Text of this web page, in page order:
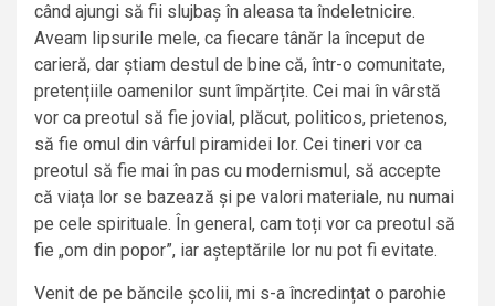
când ajungi să fii slujbaș în aleasa ta îndeletnicire.
Aveam lipsurile mele, ca fiecare tânăr la început de
carieră, dar știam destul de bine că, într-o comunitate,
pretențiile oamenilor sunt împărțite. Cei mai în vârstă
vor ca preotul să fie jovial, plăcut, politicos, prietenos,
să fie omul din vârful piramidei lor. Cei tineri vor ca
preotul să fie mai în pas cu modernismul, să accepte
că viața lor se bazează și pe valori materiale, nu numai
pe cele spirituale. În general, cam toți vor ca preotul să
fie „om din popor”, iar așteptările lor nu pot fi evitate.
Venit de pe băncile școlii, mi s-a încredințat o parohie